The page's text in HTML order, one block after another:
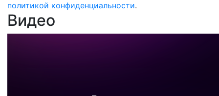
политикой конфиденциальности.
Видео